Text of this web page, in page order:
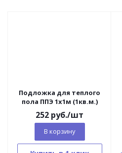
Подложка для теплого
пола ППЭ 1х1м (1кв.м.)
252 руб./шт
В корзину